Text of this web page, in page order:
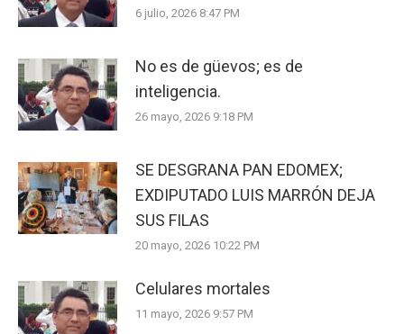
6 julio, 2026 8:47 PM
No es de güevos; es de
inteligencia.
26 mayo, 2026 9:18 PM
SE DESGRANA PAN EDOMEX;
EXDIPUTADO LUIS MARRÓN DEJA
SUS FILAS
20 mayo, 2026 10:22 PM
Celulares mortales
11 mayo, 2026 9:57 PM